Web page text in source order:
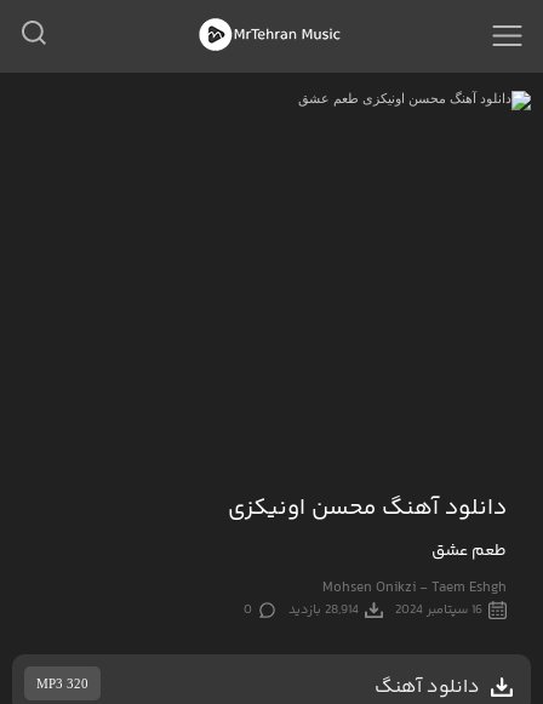
دانلود آهنگ محسن اونیکزی
طعم عشق
Mohsen Onikzi - Taem Eshgh
16 سپتامبر 2024 28,914 بازدید 0
دانلود آهنگ MP3 320